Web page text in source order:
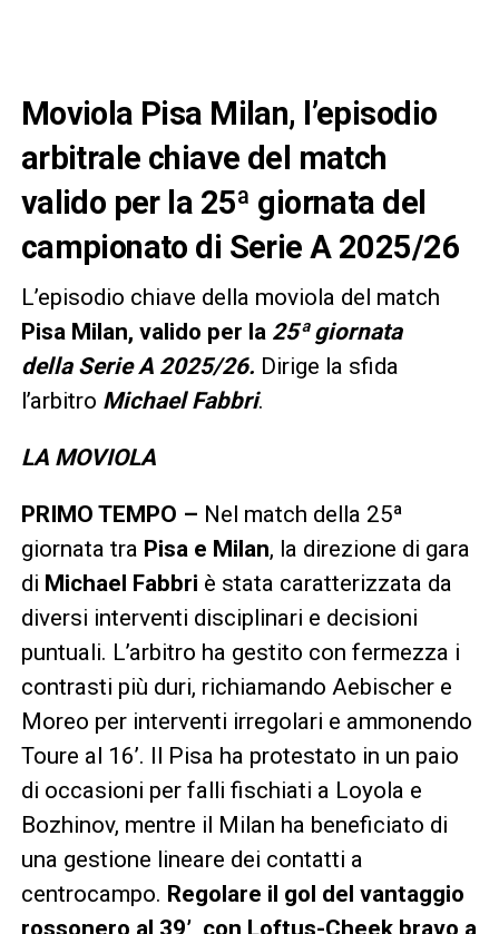
Moviola Pisa Milan, l’episodio
arbitrale chiave del match
valido per la 25ª giornata del
campionato di Serie A 2025/26
L’episodio chiave della moviola del match
Pisa Milan, valido per la 25ª giornata
della Serie A 2025/26. Dirige la sfida
l’arbitro Michael Fabbri.
LA MOVIOLA
PRIMO TEMPO – Nel match della 25ª
giornata tra Pisa e Milan, la direzione di gara
di Michael Fabbri è stata caratterizzata da
diversi interventi disciplinari e decisioni
puntuali. L’arbitro ha gestito con fermezza i
contrasti più duri, richiamando Aebischer e
Moreo per interventi irregolari e ammonendo
Toure al 16’. Il Pisa ha protestato in un paio
di occasioni per falli fischiati a Loyola e
Bozhinov, mentre il Milan ha beneficiato di
una gestione lineare dei contatti a
centrocampo. Regolare il gol del vantaggio
rossonero al 39’, con Loftus-Cheek bravo a